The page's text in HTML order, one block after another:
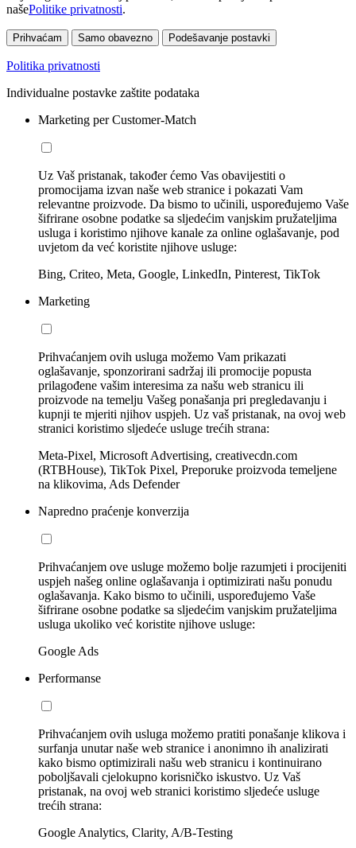
našePolitike privatnosti.
Prihvaćam Samo obavezno Podešavanje postavki
Politika privatnosti
Individualne postavke zaštite podataka
Marketing per Customer-Match
Uz Vaš pristanak, također ćemo Vas obavijestiti o
promocijama izvan naše web stranice i pokazati Vam
relevantne proizvode. Da bismo to učinili, uspoređujemo Vaše
šifrirane osobne podatke sa sljedećim vanjskim pružateljima
usluga i koristimo njihove kanale za online oglašavanje, pod
uvjetom da već koristite njihove usluge:
Bing, Criteo, Meta, Google, LinkedIn, Pinterest, TikTok
Marketing
Prihvaćanjem ovih usluga možemo Vam prikazati
oglašavanje, sponzorirani sadržaj ili promocije popusta
prilagođene vašim interesima za našu web stranicu ili
proizvode na temelju Vašeg ponašanja pri pregledavanju i
kupnji te mjeriti njihov uspjeh. Uz vaš pristanak, na ovoj web
stranici koristimo sljedeće usluge trećih strana:
Meta-Pixel, Microsoft Advertising, creativecdn.com
(RTBHouse), TikTok Pixel, Preporuke proizvoda temeljene
na klikovima, Ads Defender
Napredno praćenje konverzija
Prihvaćanjem ove usluge možemo bolje razumjeti i procijeniti
uspjeh našeg online oglašavanja i optimizirati našu ponudu
oglašavanja. Kako bismo to učinili, uspoređujemo Vaše
šifrirane osobne podatke sa sljedećim vanjskim pružateljima
usluga ukoliko već koristite njihove usluge:
Google Ads
Performanse
Prihvaćanjem ovih usluga možemo pratiti ponašanje klikova i
surfanja unutar naše web stranice i anonimno ih analizirati
kako bismo optimizirali našu web stranicu i kontinuirano
poboljšavali cjelokupno korisničko iskustvo. Uz Vaš
pristanak, na ovoj web stranici koristimo sljedeće usluge
trećih strana:
Google Analytics, Clarity, A/B-Testing